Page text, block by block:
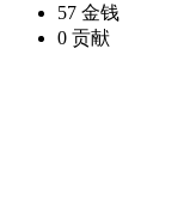
57 金钱
0 贡献